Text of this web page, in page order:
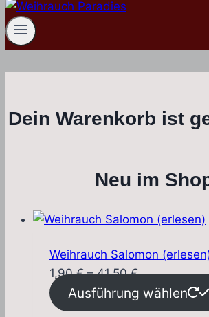
Dein Warenkorb ist
Neu im
Weihrauch Salomon
1,90€ –41,50€Preisspanne:
1,90 €
bis
Ausführung wählen